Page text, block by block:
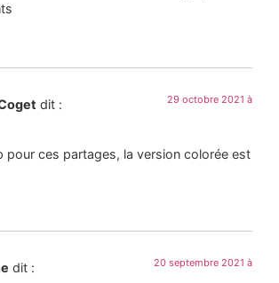
dit : 29 octobre 2021 à
pour ces partages, la version colorée est
dit : 20 septembre 2021 à